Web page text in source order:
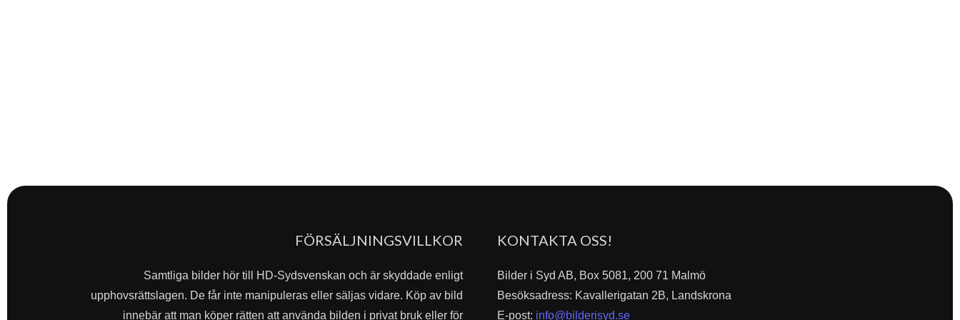
FÖRSÄLJNINGSVILLKOR
Samtliga bilder hör till HD-Sydsvenskan och är skyddade enligt
upphovsrättslagen. De får inte manipuleras eller säljas vidare. Köp av bild
innebär att man köper rätten att använda bilden i privat bruk eller för
KONTAKTA OSS!
Bilder i Syd AB, Box 5081, 200 71 Malmö
Besöksadress: Kavallerigatan 2B, Landskrona
E-post: info@bilderisyd.se